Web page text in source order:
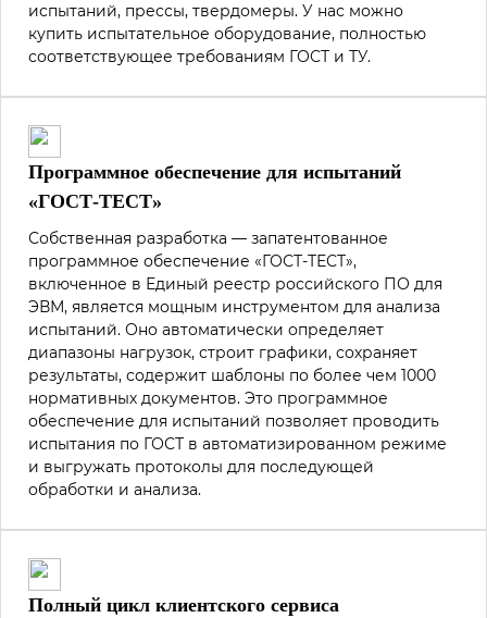
испытаний, прессы, твердомеры. У нас можно
купить испытательное оборудование, полностью
соответствующее требованиям ГОСТ и ТУ.
Программное обеспечение для испытаний
«ГОСТ-ТЕСТ»
Собственная разработка — запатентованное
программное обеспечение «ГОСТ-ТЕСТ»,
включенное в Единый реестр российского ПО для
ЭВМ, является мощным инструментом для анализа
испытаний. Оно автоматически определяет
диапазоны нагрузок, строит графики, сохраняет
результаты, содержит шаблоны по более чем 1000
нормативных документов. Это программное
обеспечение для испытаний позволяет проводить
испытания по ГОСТ в автоматизированном режиме
и выгружать протоколы для последующей
обработки и анализа.
Полный цикл клиентского сервиса